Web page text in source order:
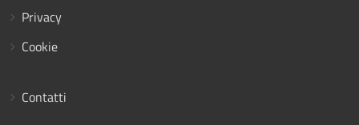
Privacy
Cookie
Contatti